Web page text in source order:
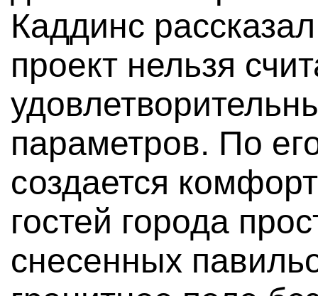
Каддинс
проект нельзя
параметров. По
создается
гостей города
снесенных